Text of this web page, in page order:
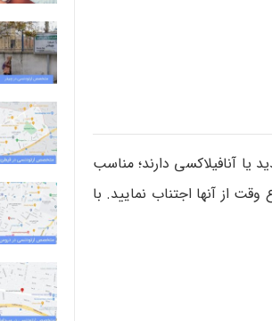
آنافیلاکسی دارند؛ مناسب
از آنها اجتناب نمایید. با